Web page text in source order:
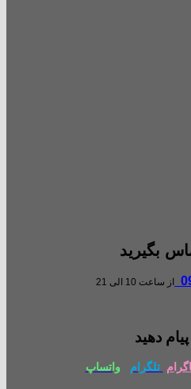
بگیرید
از ساعت 10 الی 21
دهید
تلگرام واتساپ